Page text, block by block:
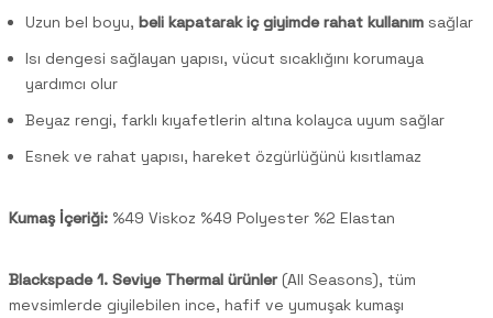
Uzun bel boyu, beli kapatarak iç giyimde rahat kullanım sağlar
Isı dengesi sağlayan yapısı, vücut sıcaklığını korumaya
yardımcı olur
Beyaz rengi, farklı kıyafetlerin altına kolayca uyum sağlar
Esnek ve rahat yapısı, hareket özgürlüğünü kısıtlamaz
Kumaş İçeriği: %49 Viskoz %49 Polyester %2 Elastan
Blackspade 1. Seviye Thermal ürünler(All Seasons), tüm
mevsimlerde giyilebilen ince, hafif ve yumuşak kumaşı